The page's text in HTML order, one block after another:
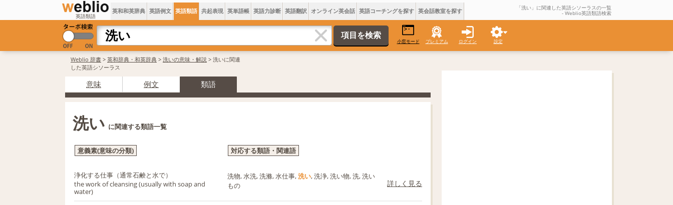
英語類語
英和和英辞典 英語例文 英語類語 共起表現 英単語帳 英語力診断 英語翻訳 オンライン英会話 英語コーチングを探す 英会話教室を探す 「洗い」に関連した英語シソーラスの一覧
- Weblio英語類語検索
小窓モード プレミアム ログイン 設定
Weblio 辞書 > 英和辞典・和英辞典 > 洗いの意味・解説 > 洗いに関連
した英語シソーラス
意味 例文 類語
洗い に関連する類語一覧
意義素(意味の分類) 対応する類語・関連語
浄化する仕事（通常石鹸と水で）
the work of cleansing (usually with soap and
water)
洗物, 水洗, 洗滌, 水仕事,洗い, 洗浄, 洗い物, 洗, 洗い
もの
詳しく見る